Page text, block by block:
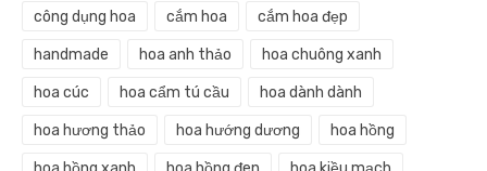
công dụng hoa cắm hoa cắm hoa đẹp
handmade hoa anh thảo hoa chuông xanh
hoa cúc hoa cẩm tú cầu hoa dành dành
hoa hương thảo hoa hướng dương hoa hồng